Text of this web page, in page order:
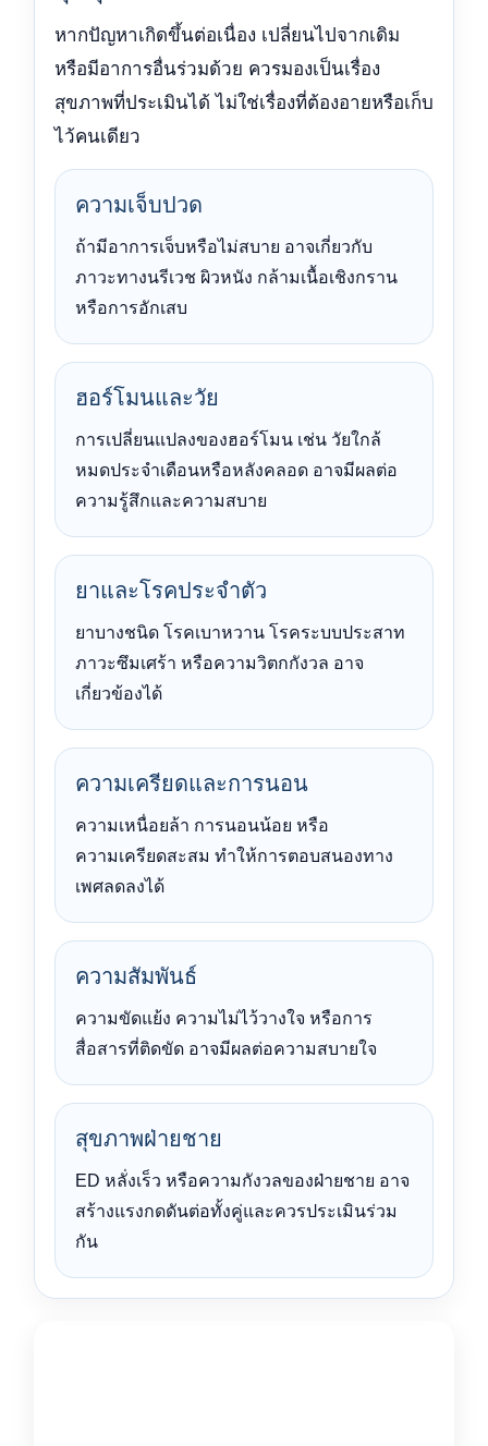
หากปัญหาเกิดขึ้นต่อเนื่อง เปลี่ยนไปจากเดิม
หรือมีอาการอื่นร่วมด้วย ควรมองเป็นเรื่อง
สุขภาพที่ประเมินได้ ไม่ใช่เรื่องที่ต้องอายหรือเก็บ
ไว้คนเดียว
ความเจ็บปวด
ถ้ามีอาการเจ็บหรือไม่สบาย อาจเกี่ยวกับ
ภาวะทางนรีเวช ผิวหนัง กล้ามเนื้อเชิงกราน
หรือการอักเสบ
ฮอร์โมนและวัย
การเปลี่ยนแปลงของฮอร์โมน เช่น วัยใกล้
หมดประจำเดือนหรือหลังคลอด อาจมีผลต่อ
ความรู้สึกและความสบาย
ยาและโรคประจำตัว
ยาบางชนิด โรคเบาหวาน โรคระบบประสาท
ภาวะซึมเศร้า หรือความวิตกกังวล อาจ
เกี่ยวข้องได้
ความเครียดและการนอน
ความเหนื่อยล้า การนอนน้อย หรือ
ความเครียดสะสม ทำให้การตอบสนองทาง
เพศลดลงได้
ความสัมพันธ์
ความขัดแย้ง ความไม่ไว้วางใจ หรือการ
สื่อสารที่ติดขัด อาจมีผลต่อความสบายใจ
สุขภาพฝ่ายชาย
ED หลั่งเร็ว หรือความกังวลของฝ่ายชาย อาจ
สร้างแรงกดดันต่อทั้งคู่และควรประเมินร่วม
กัน